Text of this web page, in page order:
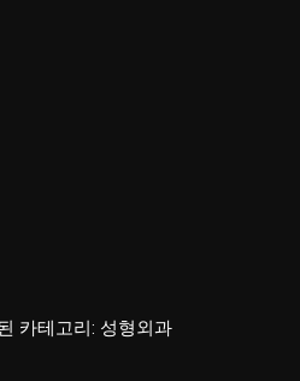
카테고리: 성형외과